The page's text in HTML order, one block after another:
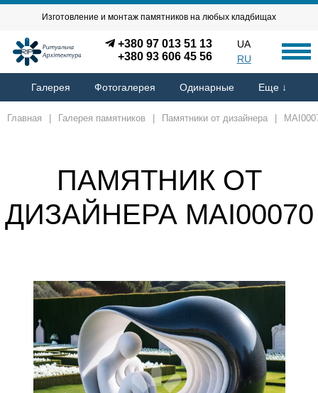
Изготовление и монтаж памятников на любых кладбищах
+380 97 013 51 13
+380 93 606 45 56
UA
RU
Галерея Фотогалерея Одинарные Еще ↓
Главная Галерея памятников Памятники от дизайнера
ПАМЯТНИК ОТ
ДИЗАЙНЕРА MAI00070